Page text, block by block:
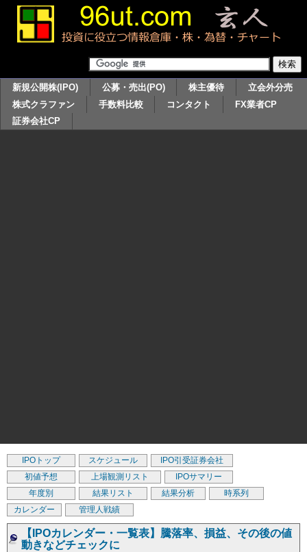
新規公開株(IPO) 公募・売出(PO) 株主優待
立会外分売
株式クラファン
手数料比較 コンタクト
FX業者CP
証券会社CP
IPOトップ スケジュール
IPO引受証券会社
初値予想
上場観測リスト
IPOサマリー
年度別
結果リスト 結果分析
時系列
カレンダー
管理人戦績
【IPOカレンダー・一覧表】騰落率、損益、その後の値
動きなどチェックに